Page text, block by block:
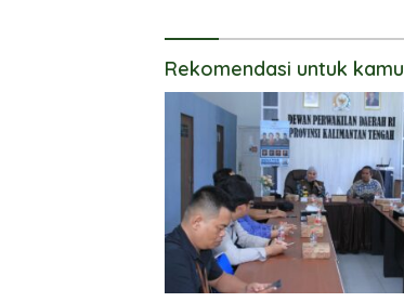
Rekomendasi untuk kamu